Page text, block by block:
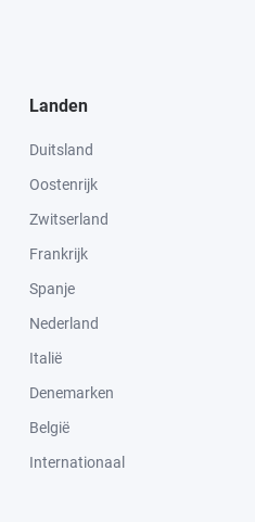
Landen
Duitsland
Oostenrijk
Zwitserland
Frankrijk
Spanje
Nederland
Italië
Denemarken
België
Internationaal